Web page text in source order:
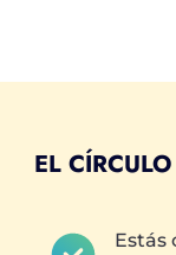
EL
Estás